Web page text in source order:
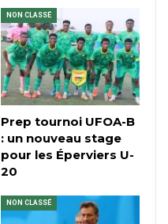
NON CLASSÉ
Prep tournoi UFOA-B
: un nouveau stage
pour les Éperviers U-
20
NON CLASSÉ